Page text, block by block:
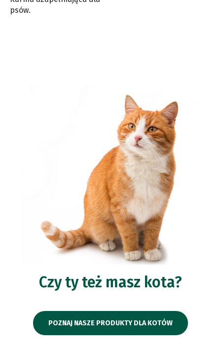
psów.
Czy ty też masz kota?
POZNAJ NASZE PRODUKTY DLA KOTÓW